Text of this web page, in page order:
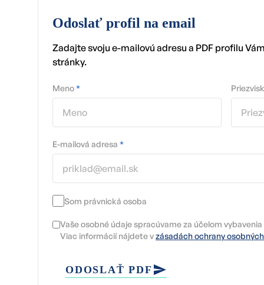
Odoslať profil na email
Zadajte svoju e-mailovú adresu a PDF profilu
stránky.
Meno*
E-mailová adresa *
Som právnická osoba
Vaše osobné údaje spracúvame za účelom
Viac informácií nájdete vzásadách ochrany
ODOSLAŤ PDF